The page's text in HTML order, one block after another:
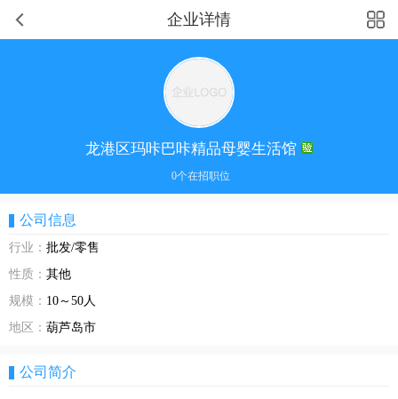
企业详情
龙港区玛咔巴咔精品母婴生活馆
0个在招职位
公司信息
行业： 批发/零售
性质： 其他
规模： 10～50人
地区： 葫芦岛市
公司简介